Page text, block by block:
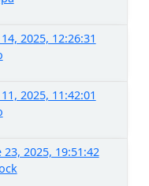
2025, 12:26:31
2025, 11:42:01
2025, 19:51:42